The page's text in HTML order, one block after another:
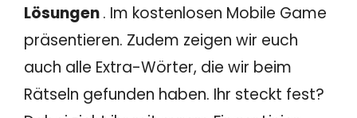
Lösungen. Im kostenlosen Mobile Game
präsentieren. Zudem zeigen wir euch
auch alle Extra-Wörter, die wir beim
Rätseln gefunden haben. Ihr steckt fest?